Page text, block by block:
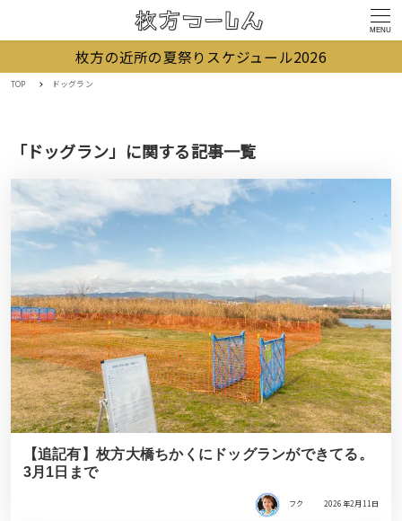
MENU
枚方の近所の夏祭りスケジュール2026
TOP ドッグラン
「ドッグラン」に関する記事一覧
【追記有】枚方大橋ちかくにドッグランができてる。
3月1日まで
フク 2026年2月11日